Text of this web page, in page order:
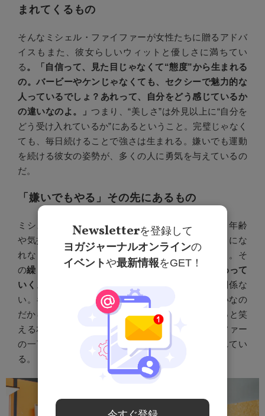
まれてくるもの
そんなミシェル・ファイファーが女性たちに贈るアドバ
イスもまた、彼女らしいウィットと優しさに満ちてい
る 。「自信って、見た目じゃなくて“態度”から生まれる
の。バービーやケンじゃなくても、セクシーで魅力的な
人っているでしょ？あれって、自分をどう感じているか
の違いなのよ。」 つまり、“美しさ”は外見以上に“自分を
どう受け入れているか”にあるということ。完璧じゃなく
ても、毎日続けることで強さは生まれる。嫌いでも運動
を続ける彼女の姿勢が、多くの人に勇気を与えているの
だ。
「嫌いでもやる」その先にあるもの
ミシェル・ファイファーの姿勢が示しているのは、年齢
や気持ちに関係なく、
「やることの価値」
だ。好きにな
れなくても、やりたくなくても、
それでも動く
こと。そ
の繰り返しが、人生の“しなやかさ”や“強さ”に変わって
いく
。毎日の運動が好きになれない？そんなの関係な
い。キャットウーマンを演じたミシェルですら嫌いなの
だから。66歳でも変わらぬ輝きの裏にある、“ちょっと笑
える本音”と“しなやかな強さ”。ミシェル・ファイファー
の一言が、今日も誰かの背中をそっと押してくれてい
る。
Newsletterを登録して
ヨガジャーナルオンラインの
イベントや最新情報をGET！